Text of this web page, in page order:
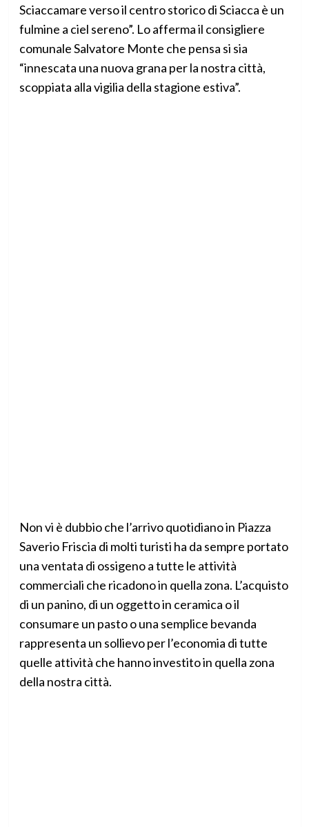
Sciaccamare verso il centro storico di Sciacca è un
fulmine a ciel sereno”. Lo afferma il consigliere
comunale Salvatore Monte che pensa si sia
“innescata una nuova grana per la nostra città,
scoppiata alla vigilia della stagione estiva”.
Non vi è dubbio che l’arrivo quotidiano in Piazza
Saverio Friscia di molti turisti ha da sempre portato
una ventata di ossigeno a tutte le attività
commerciali che ricadono in quella zona. L’acquisto
di un panino, di un oggetto in ceramica o il
consumare un pasto o una semplice bevanda
rappresenta un sollievo per l’economia di tutte
quelle attività che hanno investito in quella zona
della nostra città.